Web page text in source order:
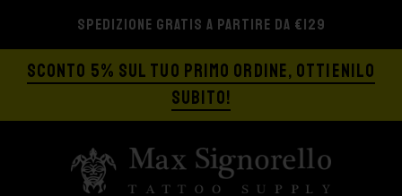
SPEDIZIONE GRATIS A PARTIRE DA €129
SCONTO 5% SUL TUO PRIMO ORDINE, OTTIENILO
SUBITO!